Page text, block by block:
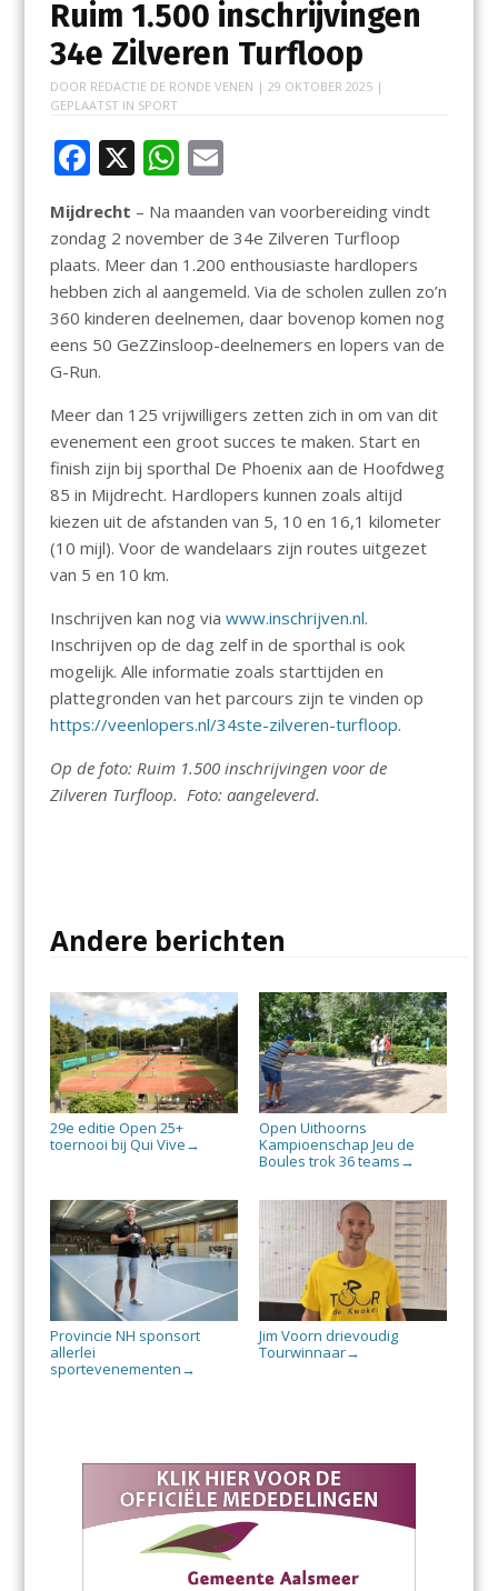
Ruim 1.500 inschrijvingen
34e Zilveren Turfloop
DOOR REDACTIE DE RONDE VENEN | 29 OKTOBER 2025|
GEPLAATST IN SPORT
F
ac
e
b
o
o
k
X W
at
s
A
p
E
m
ai
l
Mijdrecht – Na maanden van voorbereiding vindt
zondag 2 november de 34e Zilveren Turfloop
plaats. Meer dan 1.200 enthousiaste hardlopers
hebben zich al aangemeld. Via de scholen zullen zo’n
360 kinderen deelnemen, daar bovenop komen nog
eens 50 GeZZinsloop-deelnemers en lopers van de
G-Run.
Meer dan 125 vrijwilligers zetten zich in om van dit
evenement een groot succes te maken. Start en
finish zijn bij sporthal De Phoenix aan de Hoofdweg
85 in Mijdrecht. Hardlopers kunnen zoals altijd
kiezen uit de afstanden van 5, 10 en 16,1 kilometer
(10 mijl). Voor de wandelaars zijn routes uitgezet
van 5 en 10 km.
Inschrijven kan nog via www.inschrijven.nl.
Inschrijven op de dag zelf in de sporthal is ook
mogelijk. Alle informatie zoals starttijden en
plattegronden van het parcours zijn te vinden op
https://veenlopers.nl/34ste-zilveren-turfloop.
Op de foto: Ruim 1.500 inschrijvingen voor de
Zilveren Turfloop. Foto: aangeleverd.
Andere berichten
29e editie Open 25+
toernooi bij Qui Vive →
Open Uithoorns
Kampioenschap Jeu de
Boules trok 36 teams →
Provincie NH sponsort
allerlei
sportevenementen →
Jim Voorn drievoudig
Tourwinnaar→